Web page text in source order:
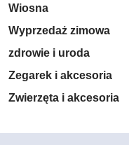
Wiosna
Wyprzedaż zimowa
zdrowie i uroda
Zegarek i akcesoria
Zwierzęta i akcesoria